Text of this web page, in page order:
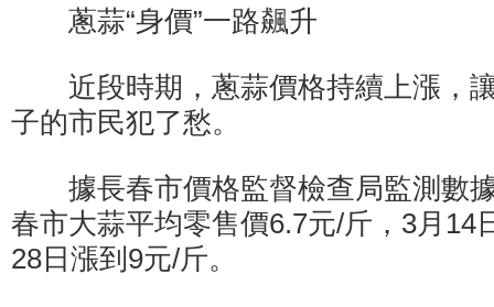
蔥蒜“身價”一路飆升
近段時期，蔥蒜價格持續上漲，
子的市民犯了愁。
據長春市價格監督檢查局監測數
春市大蒜平均零售價6.7元/斤，3月14
28日漲到9元/斤。